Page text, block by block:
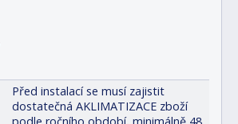
Před instalací se musí zajistit
dostatečná AKLIMATIZACE zboží
podle ročního období, minimálně 48